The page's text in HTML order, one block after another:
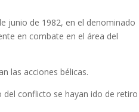
junio de 1982, en el denominado
en combate en el área del
las acciones bélicas.
del conflicto se hayan ido de retiro